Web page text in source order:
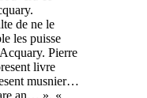
de ne le
les puisse
Pierre
livre
musnier…